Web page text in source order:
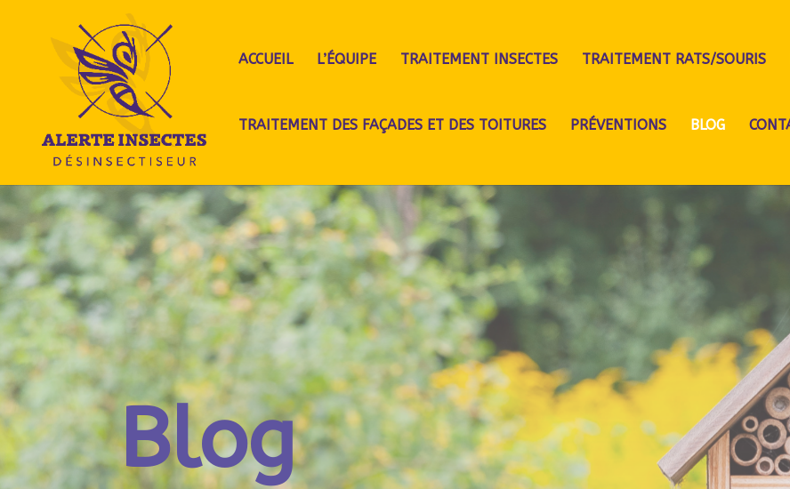
ACCUEIL L’ÉQUIPE TRAITEMENT INSECTES TRAITEMENT RATS/SOURIS
TRAITEMENT DES FAÇADES ET DES TOITURES PRÉVENTIONS BLOG
Blog